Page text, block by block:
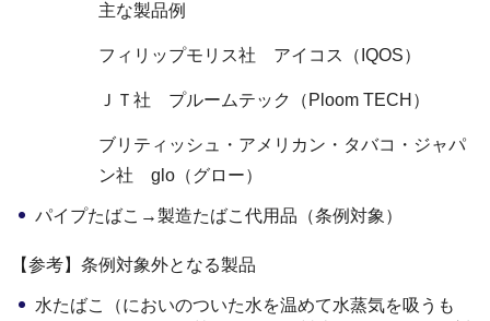
主な製品例
フィリップモリス社 アイコス（IQOS）
ＪＴ社 プルームテック（Ploom TECH）
ブリティッシュ・アメリカン・タバコ・ジャパ
ン社 glo（グロー）
パイプたばこ→製造たばこ代用品（条例対象）
【参考】条例対象外となる製品
水たばこ（においのついた水を温めて水蒸気を吸うも